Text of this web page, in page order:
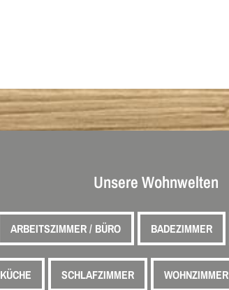
Unsere Wohnwelten
ARBEITSZIMMER / BÜRO BADEZIMMER
KÜCHE SCHLAFZIMMER WOHNZIMMER